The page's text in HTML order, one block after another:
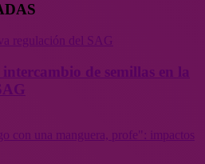
de semillas en la